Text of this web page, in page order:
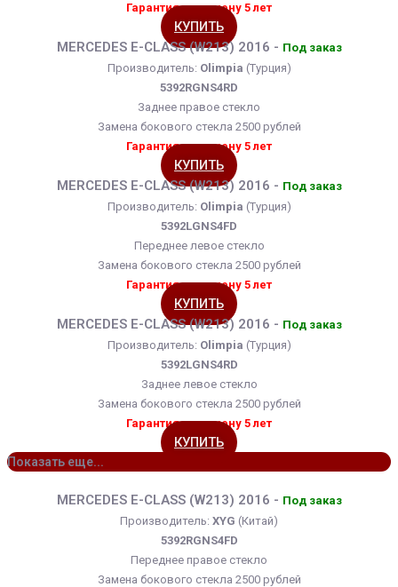
Гарантия на замену 5 лет
КУПИТЬ
MERCEDES E-CLASS (W213) 2016 - Под заказ
Производитель: Olimpia (Турция)
5392RGNS4RD
Заднее правое стекло
Замена бокового стекла 2500 рублей
Гарантия на замену 5 лет
КУПИТЬ
MERCEDES E-CLASS (W213) 2016 - Под заказ
Производитель: Olimpia (Турция)
5392LGNS4FD
Переднее левое стекло
Замена бокового стекла 2500 рублей
Гарантия на замену 5 лет
КУПИТЬ
MERCEDES E-CLASS (W213) 2016 - Под заказ
Производитель: Olimpia (Турция)
5392LGNS4RD
Заднее левое стекло
Замена бокового стекла 2500 рублей
Гарантия на замену 5 лет
КУПИТЬ
Показать еще...
MERCEDES E-CLASS (W213) 2016 - Под заказ
Производитель: XYG (Китай)
5392RGNS4FD
Переднее правое стекло
Замена бокового стекла 2500 рублей